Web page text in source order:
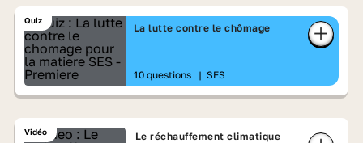
Quiz
La lutte contre le chômage
10 questions | SES
Vidéo
Le réchauffement climatique